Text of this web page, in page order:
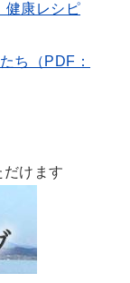
健康レシピ
ち（PDF：
けます